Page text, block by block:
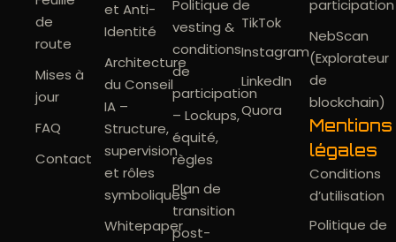
de
route
Mises à
jour
FAQ
Contact
et Anti-
Identité
Architecture
du Conseil
IA –
Structure,
supervision
et rôles
symboliques
Whitepaper
Politique de
vesting &
conditions
de
participation
– Lockups,
équité,
règles
Plan de
transition
post-
TikTok
Instagram
LinkedIn
Quora
participation
NebScan
(Explorateur
de
blockchain)
Mentions
légales
Conditions
d’utilisation
Politique de